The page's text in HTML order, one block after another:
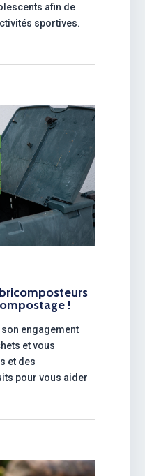
afin de
sportives.
!
engagement
et vous
et des
pour vous aider